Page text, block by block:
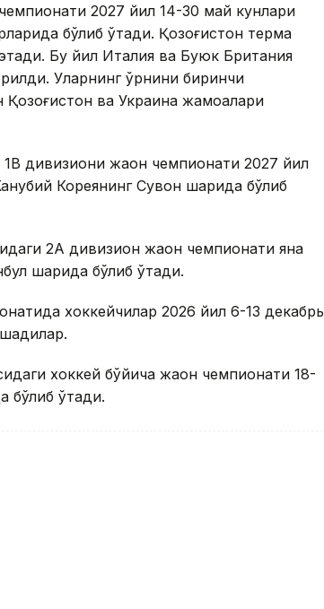
2027 йил 14-30 май кунлари
бўлиб ўтади. Қозоғистон терма
Бу йил Италия ва Буюк Британия
Уларнинг ўрнини биринчи
Қозоғистон ва Украина жамоалари
дивизиони жаҳон чемпионати 2027 йил
Кореянинг Сувон шаҳрида бўлиб
2А дивизион жаҳон чемпионати яна
шаҳрида бўлиб ўтади.
хоккейчилар 2026 йил 6-13 декабрь
хоккей бўйича жаҳон чемпионати 18-
бўлиб ўтади.